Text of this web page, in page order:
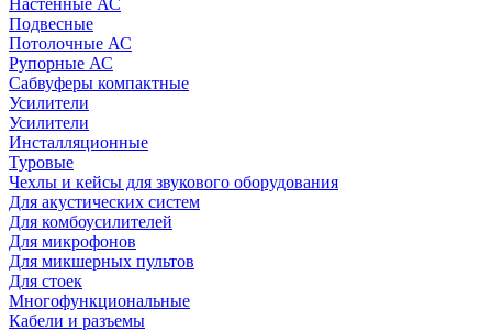
Настенные АС
Подвесные
Потолочные АС
Рупорные АС
Сабвуферы компактные
Усилители
Усилители
Инсталляционные
Туровые
Чехлы и кейсы для звукового оборудования
Для акустических систем
Для комбоусилителей
Для микрофонов
Для микшерных пультов
Для стоек
Многофункциональные
Кабели и разъемы